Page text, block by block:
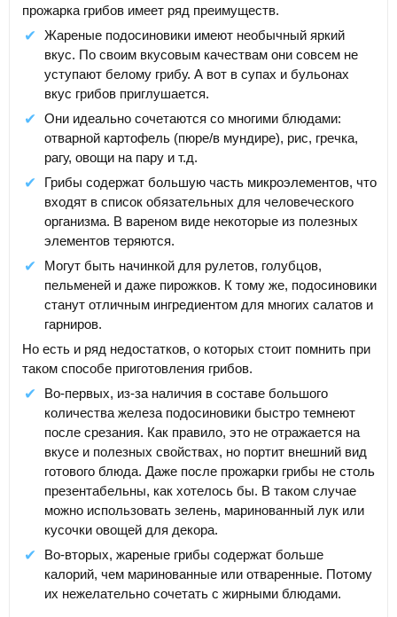
прожарка грибов имеет ряд преимуществ.
Жареные подосиновики имеют необычный яркий
вкус. По своим вкусовым качествам они совсем не
уступают белому грибу. А вот в супах и бульонах
вкус грибов приглушается.
Они идеально сочетаются со многими блюдами:
отварной картофель (пюре/в мундире), рис, гречка,
рагу, овощи на пару и т.д.
Грибы содержат большую часть микроэлементов, что
входят в список обязательных для человеческого
организма. В вареном виде некоторые из полезных
элементов теряются.
Могут быть начинкой для рулетов, голубцов,
пельменей и даже пирожков. К тому же, подосиновики
станут отличным ингредиентом для многих салатов и
гарниров.
Но есть и ряд недостатков, о которых стоит помнить при
таком способе приготовления грибов.
Во-первых, из-за наличия в составе большого
количества железа подосиновики быстро темнеют
после срезания. Как правило, это не отражается на
вкусе и полезных свойствах, но портит внешний вид
готового блюда. Даже после прожарки грибы не столь
презентабельны, как хотелось бы. В таком случае
можно использовать зелень, маринованный лук или
кусочки овощей для декора.
Во-вторых, жареные грибы содержат больше
калорий, чем маринованные или отваренные. Потому
их нежелательно сочетать с жирными блюдами.